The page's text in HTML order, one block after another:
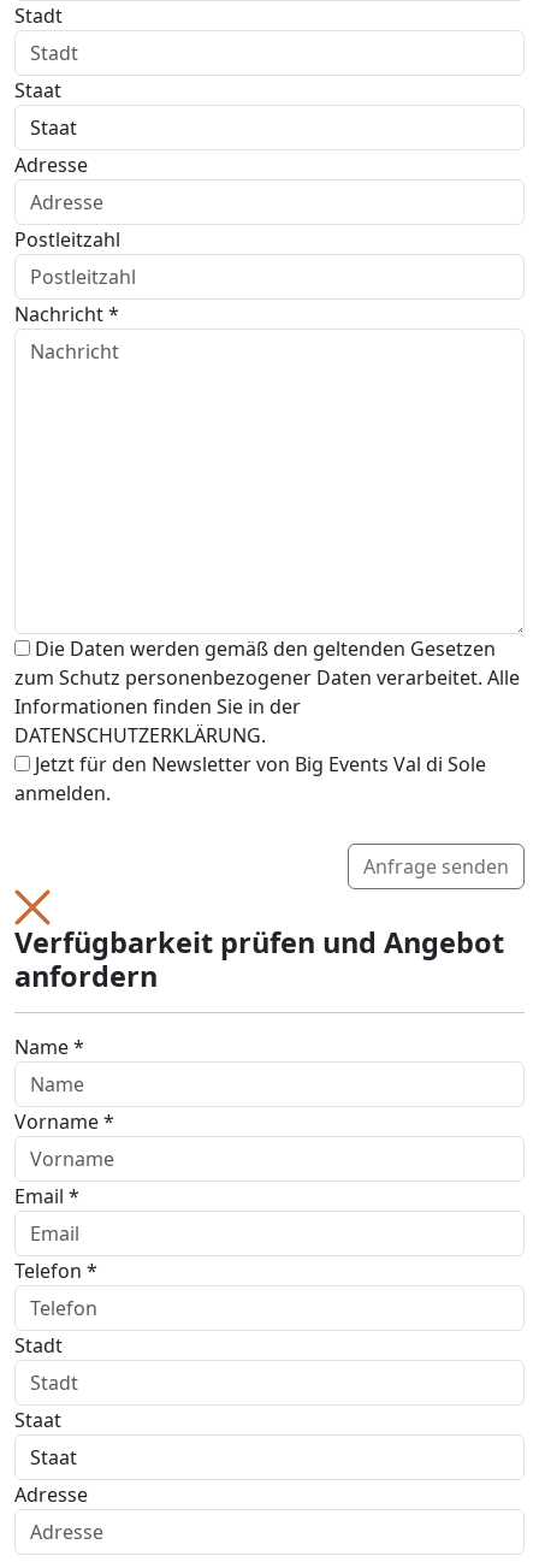
Stadt
Staat
Adresse
Postleitzahl
Nachricht *
Die Daten werden gemäß den geltenden Gesetzen
zum Schutz personenbezogener Daten verarbeitet. Alle
Informationen finden Sie in der
DATENSCHUTZERKLÄRUNG.
Jetzt für den Newsletter von Big Events Val di Sole
anmelden.
Anfrage senden
Verfügbarkeit prüfen und Angebot
anfordern
Name *
Vorname *
Email *
Telefon *
Stadt
Staat
Adresse